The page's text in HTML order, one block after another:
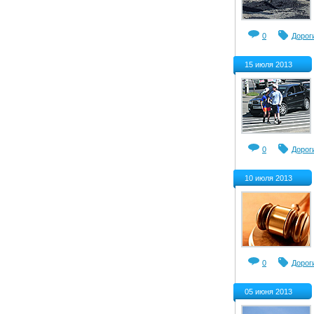
0
15 июля 2013
0
10 июля 2013
0
05 июня 2013